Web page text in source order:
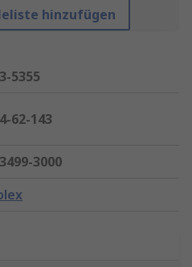
hinzufügen
5355
62-143
3000